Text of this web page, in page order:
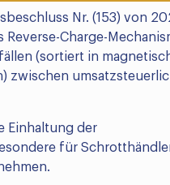
Nr. (153) von
Charge-
(sortiert in
zwischen
Einhaltung der
für